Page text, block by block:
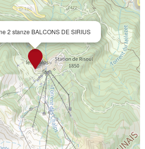
2 stanze BALCONS DE SIRIUS